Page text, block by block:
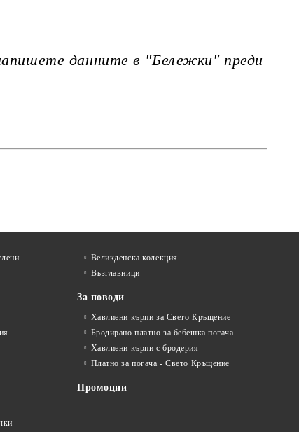
данните в "Бележки" преди
Великденска колекция
Възглавници
За поводи
Хавлиени кърпи за Свето Кръщение
Бродирано платно за бебешка погача
Хавлиени кърпи с бродерия
Платно за погача - Свето Кръщение
Промоции